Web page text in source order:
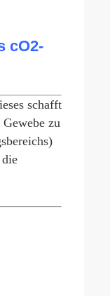
cO2-
schafft
zu